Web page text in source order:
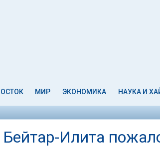
МИР ЭКОНОМИКА НАУКА И
Илита